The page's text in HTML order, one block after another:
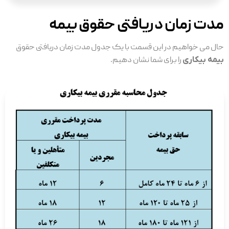
مدت زمان دریافتی حقوق بیمه
حال می خواهیم در این قسمت با یک جدول مدت زمان دریافتی حقوق
بیمه بیکاری را برای شما نشان دهیم.